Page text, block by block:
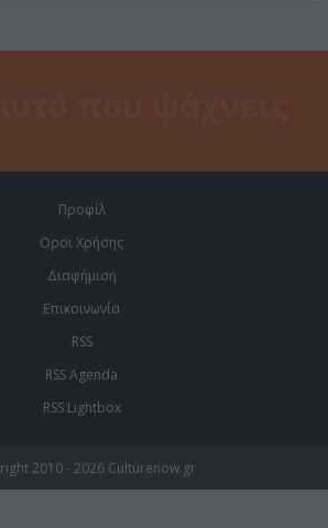
Προφίλ
Οροι Χρήσης
Διαφήμιση
Επικοινωνία
RSS
RSS Agenda
RSS Lightbox
2010 - 2026 Culturenow.gr